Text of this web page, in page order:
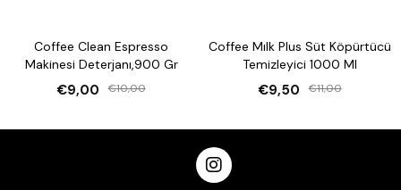
Coffee Clean Espresso
Makinesi Deterjanı,900 Gr
€9,00 €10,00
Coffee Mılk Plus Süt Köpürtücü
Temizleyici 1000 Ml
€9,50 €11,00